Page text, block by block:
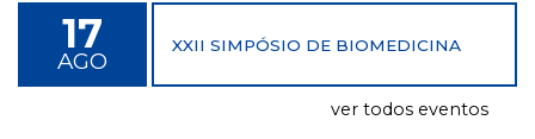
17
AGO
XXII SIMPÓSIO DE BIOMEDICINA
ver todos eventos